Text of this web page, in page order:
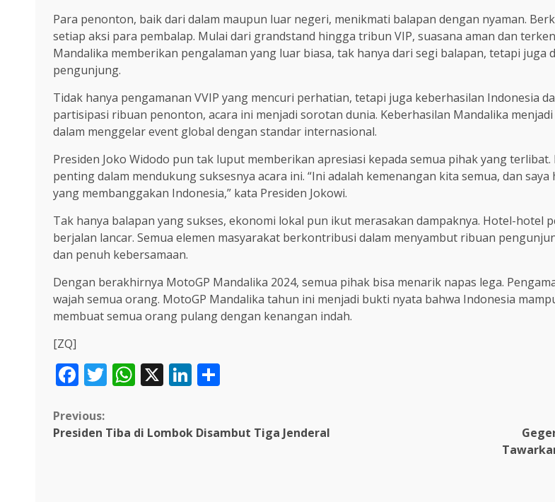
Para penonton, baik dari dalam maupun luar negeri, menikmati balapan dengan nyaman.
setiap aksi para pembalap. Mulai dari grandstand hingga tribun VIP, suasana aman dan
Mandalika memberikan pengalaman yang luar biasa, tak hanya dari segi balapan, tetapi
pengunjung.
Tidak hanya pengamanan VVIP yang mencuri perhatian, tetapi juga keberhasilan Indonesia
partisipasi ribuan penonton, acara ini menjadi sorotan dunia. Keberhasilan Mandalika
dalam menggelar event global dengan standar internasional.
Presiden Joko Widodo pun tak luput memberikan apresiasi kepada semua pihak yang
penting dalam mendukung suksesnya acara ini. “Ini adalah kemenangan kita semua, dan
yang membanggakan Indonesia,” kata Presiden Jokowi.
Tak hanya balapan yang sukses, ekonomi lokal pun ikut merasakan dampaknya. Hotel-
berjalan lancar. Semua elemen masyarakat berkontribusi dalam menyambut ribuan
dan penuh kebersamaan.
Dengan berakhirnya MotoGP Mandalika 2024, semua pihak bisa menarik napas lega.
wajah semua orang. MotoGP Mandalika tahun ini menjadi bukti nyata bahwa Indonesia
membuat semua orang pulang dengan kenangan indah.
[ZQ]
Facebook
Twitter
WhatsApp
X LinkedIn
Continue
Previous:
Presiden Tiba di Lombok Disambut Tiga Jenderal